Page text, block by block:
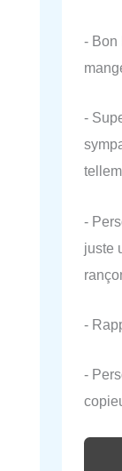
- Bon
-
-
juste
-
-